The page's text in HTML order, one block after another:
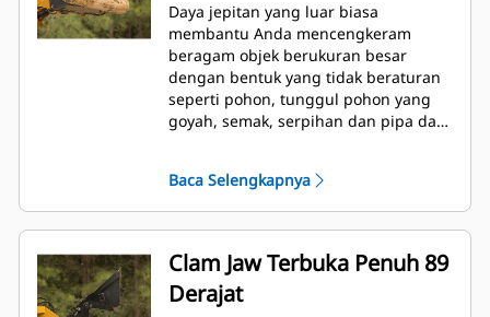
Daya jepitan yang luar biasa
membantu Anda mencengkeram
beragam objek berukuran besar
dengan bentuk yang tidak beraturan
seperti pohon, tunggul pohon yang
goyah, semak, serpihan dan pipa daur
Baca Selengkapnya
Clam Jaw Terbuka Penuh 89
Derajat